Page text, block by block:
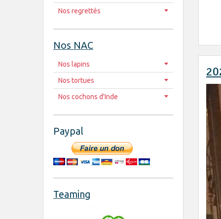
Nos regrettés
Nos NAC
Nos lapins
Nos tortues
Nos cochons d'Inde
Paypal
Teaming